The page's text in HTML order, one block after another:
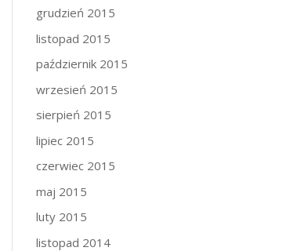
grudzień 2015
listopad 2015
październik 2015
wrzesień 2015
sierpień 2015
lipiec 2015
czerwiec 2015
maj 2015
luty 2015
listopad 2014